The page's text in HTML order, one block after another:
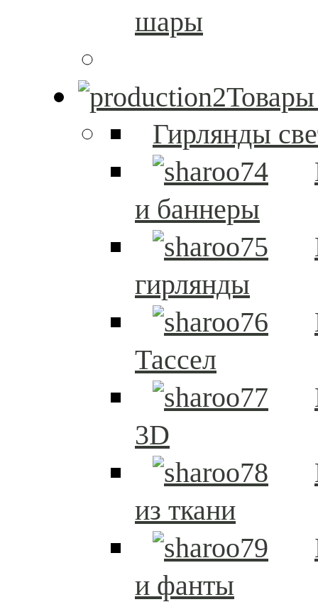
шары
Гирлянды
и баннеры
гирлянды
Тассел
3D
из ткани
и фанты